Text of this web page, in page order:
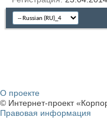
О проекте
© Интернет-проект
Правовая информация